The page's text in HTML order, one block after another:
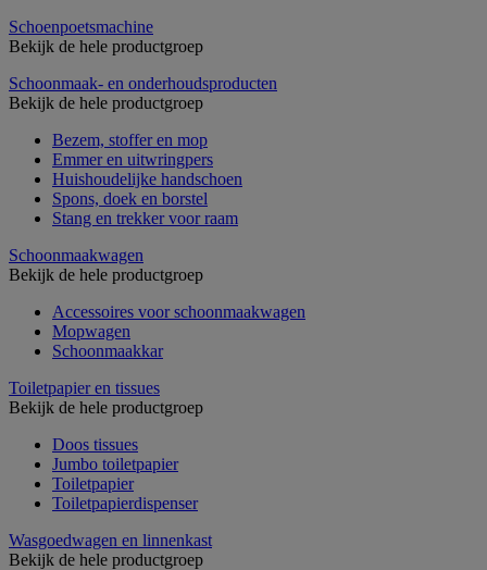
Schoenpoetsmachine
Bekijk de hele productgroep
Schoonmaak- en onderhoudsproducten
Bekijk de hele productgroep
Bezem, stoffer en mop
Emmer en uitwringpers
Huishoudelijke handschoen
Spons, doek en borstel
Stang en trekker voor raam
Schoonmaakwagen
Bekijk de hele productgroep
Accessoires voor schoonmaakwagen
Mopwagen
Schoonmaakkar
Toiletpapier en tissues
Bekijk de hele productgroep
Doos tissues
Jumbo toiletpapier
Toiletpapier
Toiletpapierdispenser
Wasgoedwagen en linnenkast
Bekijk de hele productgroep